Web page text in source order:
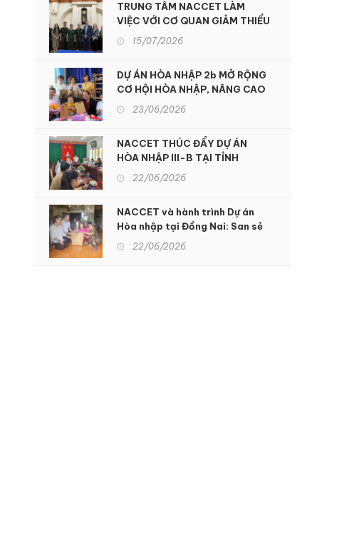
TRUNG TÂM NACCET LÀM
VIỆC VỚI CƠ QUAN GIẢM THIỂU
ĐE DỌA QUỐC PHÒNG HOA KỲ
15/07/2026
DỰ ÁN HÒA NHẬP 2b MỞ RỘNG
CƠ HỘI HÒA NHẬP, NÂNG CAO
CHẤT LƯỢNG SỐNG CHO
NGƯỜI KHUYẾT TẬT TẠI KON
23/06/2026
NACCET THÚC ĐẨY DỰ ÁN
HÒA NHẬP III-B TẠI TỈNH
ĐỒNG NAI: Hỗ trợ sinh kế và
nâng cao dịch vụ phục hồi chức
tật và nạn nhân chất độc da
cam
22/06/2026
NACCET và hành trình Dự án
Hòa nhập tại Đồng Nai: San sẻ
gánh nặng nhọc nhằn, xoa dịu
nỗi đau da cam
22/06/2026